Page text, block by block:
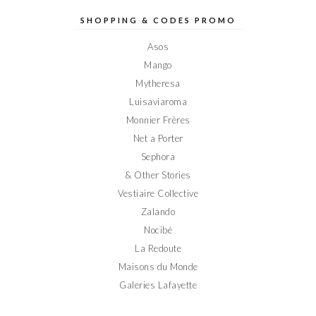
sursur sur sur sur
SHOPPING & CODES PROMO
Asos
Mango
Mytheresa
Luisaviaroma
Monnier Frères
Net a Porter
Sephora
& Other Stories
Vestiaire Collective
Zalando
Nocibé
La Redoute
Maisons du Monde
Galeries Lafayette